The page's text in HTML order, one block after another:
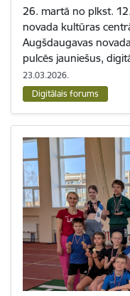
26. martā no plkst.
novada kultūras
Augšdaugavas
pulcēs jauniešus,
23.03.2026.
Digitālais forums